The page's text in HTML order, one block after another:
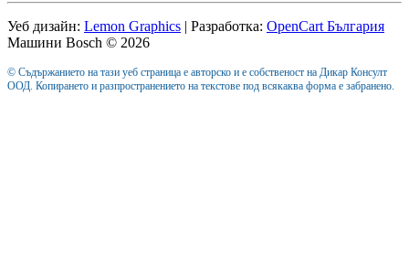
Уеб дизайн: Lemon Graphics | Разработка: OpenCart България
Машини Bosch © 2026
© Съдържанието на тази уеб страница е авторско и е собственост на Дикар Консулт
ООД. Копирането и разпространението на текстове под всякаква форма е забранено.